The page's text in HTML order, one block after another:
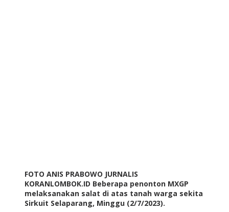
FOTO ANIS PRABOWO JURNALIS
KORANLOMBOK.ID Beberapa penonton MXGP
melaksanakan salat di atas tanah warga sekita
Sirkuit Selaparang, Minggu (2/7/2023).